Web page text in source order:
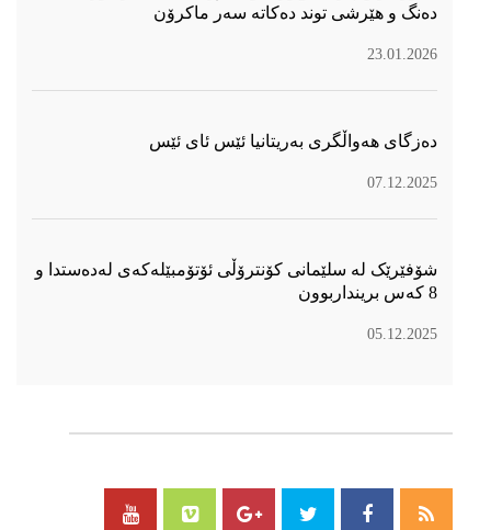
دەنگ و هێرشی توند دەكاتە سەر ماكرۆن
23.01.2026
دەزگای هەواڵگری بەریتانیا ئێس ئای ئێس
07.12.2025
شۆفێرێک لە سلێمانی کۆنترۆڵی ئۆتۆمبێلەکەی لەدەستدا و
8 کەس برینداربوون
05.12.2025